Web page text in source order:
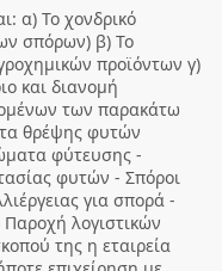
α) Το χονδρικό
σπόρων) β) Το
προϊόντων γ)
και διανομή
των παρακάτω
θρέψης φυτών
φύτευσης -
φυτών - Σπόροι
για σπορά -
λογιστικών
της η εταιρεία